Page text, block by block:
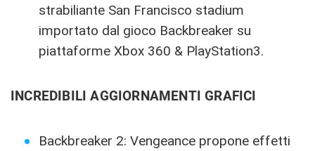
strabiliante San Francisco stadium
importato dal gioco Backbreaker su
piattaforme Xbox 360 & PlayStation3.
INCREDIBILI AGGIORNAMENTI GRAFICI
Backbreaker 2: Vengeance propone effetti